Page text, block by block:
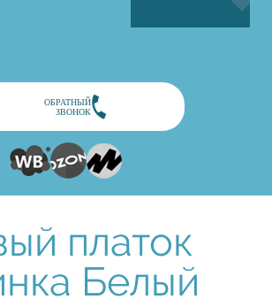
ОБРАТНЫЙ
ЗВОНОК
платок
Белый